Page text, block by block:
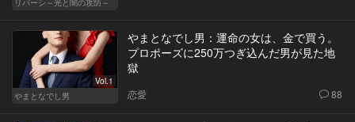
リバーシ～光と闇の攻防～
Vol.1
やまとなでし男
やまとなでし男：運命の女は、金で買う。
プロポーズに250万つぎ込んだ男が見た地
獄
恋愛 88